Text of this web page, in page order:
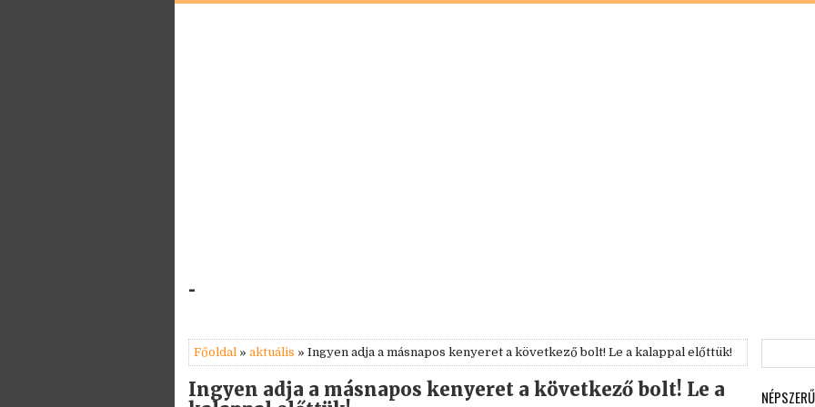
-
Főoldal » aktuális » Ingyen adja a másnapos kenyeret a következő bolt! Le a kalappal előttük!
Ingyen adja a másnapos kenyeret a következő bolt! Le a